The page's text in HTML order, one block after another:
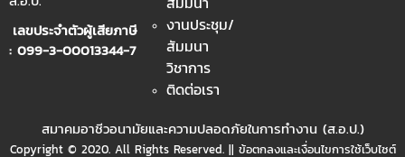
เลขประจำตัวผู้เสียภาษี
: 099-3-00013344-7
งานประชุม/
สัมมนา
วิชาการ
ติดต่อเรา
สมาคมอาชีวอนามัยและความปลอดภัยในการทำงาน (ส.อ.ป.)
Copyright © 2020. All Rights Reserved. || ข้อตกลงและเงื่อนไขการใช้เว็บไซต์